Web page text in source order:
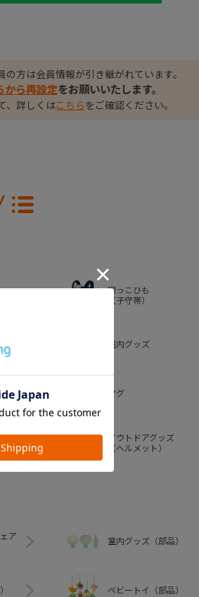
方は会員情報が引き継がれています。
から再設定をお願いいたします。
、詳しくはこちらをご確認ください。
抱っこひも
（子守帯）
室内グッズ
マグ
アウトドアグッズ
（ヘルメット）
ア
室内グッズ（部品）
ベビートイ（部品）